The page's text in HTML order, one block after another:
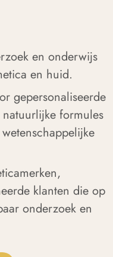
en onderwijs
en huid.
gepersonaliseerde
formules
klanten die op
onderzoek en